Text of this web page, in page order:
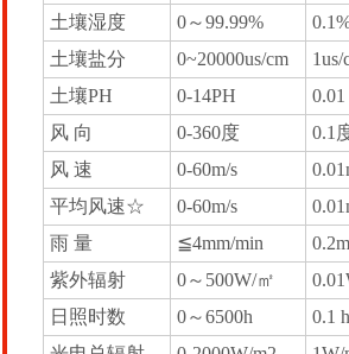
土壤湿度
0～99.99%
土壤盐分
0~20000us/cm 1us/
土壤PH
0-14PH 0.01
风 向
0-360度 0.1
风 速
0-60m/s
平均风速☆
0-60m/s
雨 量
≦4mm/min
紫外辐射
0～500W/㎡
日照时数
0～6500h 0.1 h